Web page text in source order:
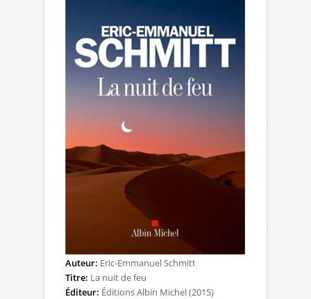
Auteur: Eric-Emmanuel Schmitt
Titre: La nuit de feu
Éditeur: Éditions Albin Michel (2015)